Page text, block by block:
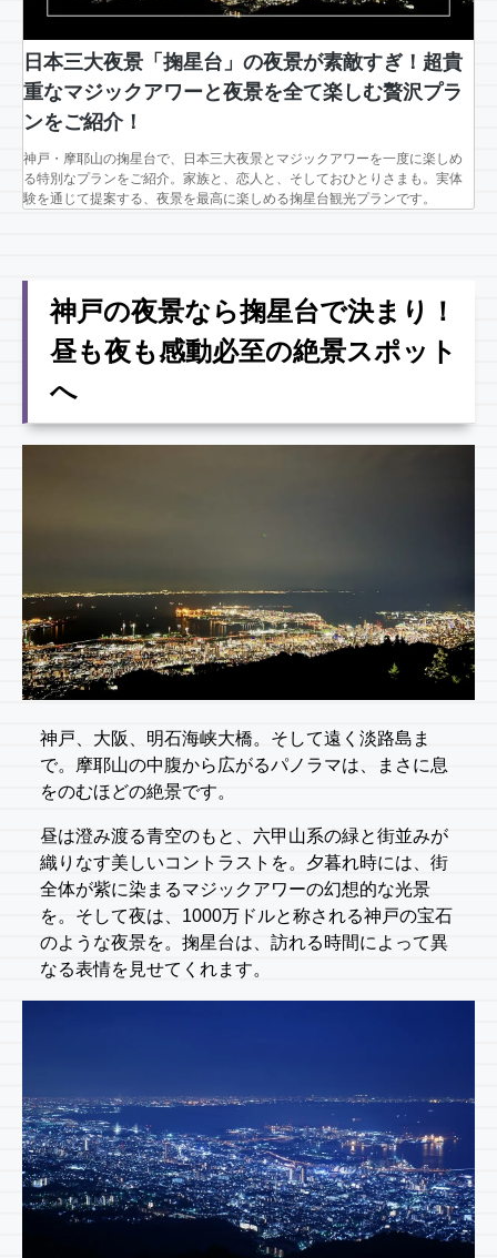
日本三大夜景「掬星台」の夜景が素敵すぎ！超貴
重なマジックアワーと夜景を全て楽しむ贅沢プラ
ンをご紹介！
神戸・摩耶山の掬星台で、日本三大夜景とマジックアワーを一度に楽しめ
る特別なプランをご紹介。家族と、恋人と、そしておひとりさまも。実体
験を通じて提案する、夜景を最高に楽しめる掬星台観光プランです。
神戸の夜景なら掬星台で決まり！
昼も夜も感動必至の絶景スポット
へ
神戸、大阪、明石海峡大橋。そして遠く淡路島ま
で。摩耶山の中腹から広がるパノラマは、まさに息
をのむほどの絶景です。
昼は澄み渡る青空のもと、六甲山系の緑と街並みが
織りなす美しいコントラストを。夕暮れ時には、街
全体が紫に染まるマジックアワーの幻想的な光景
を。そして夜は、1000万ドルと称される神戸の宝石
のような夜景を。掬星台は、訪れる時間によって異
なる表情を見せてくれます。